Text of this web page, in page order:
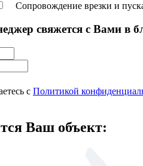
Сопровождение врезки и
свяжется с Вами в
с Политикой
Ваш объект: